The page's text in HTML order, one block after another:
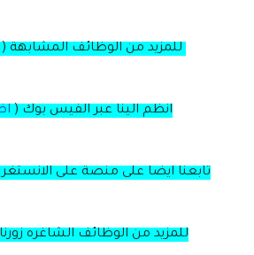
للمزيد من الوظائف المشابهة (
انظم الينا عبر الفيس بوك (
تابعنا ايضا على منصة على
للمزيد من الوظائف الشاغره